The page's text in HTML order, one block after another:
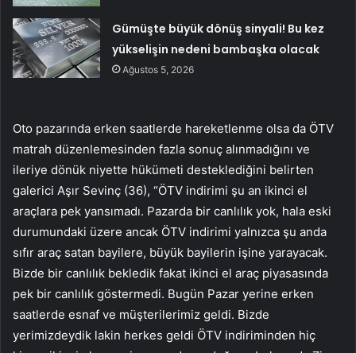
Gümüşte büyük dönüş sinyali! Bu kez
yükselişin nedeni bambaşka olacak
Ağustos 5, 2026
Oto pazarında erken saatlerde hareketlenme olsa da ÖTV
matrah düzenlemesinden fazla sonuç alınmadığını ve
ileriye dönük niyette hükümeti desteklediğini belirten
galerici Aşır Sevinç (36), “ÖTV indirimi şu an ikinci el
araçlara pek yansımadı. Pazarda bir canlılık yok, hala eski
durumundaki üzere ancak ÖTV indirimi yalnızca şu anda
sıfır araç satan bayilere, büyük bayilerin işine yarayacak.
Bizde bir canlılık bekledik fakat ikinci el araç piyasasında
pek bir canlılık göstermedi. Bugün Pazar yerine erken
saatlerde esnaf ve müşterilerimiz geldi. Bizde
yerimizdeydik lakin herkes geldi ÖTV indiriminden hiç